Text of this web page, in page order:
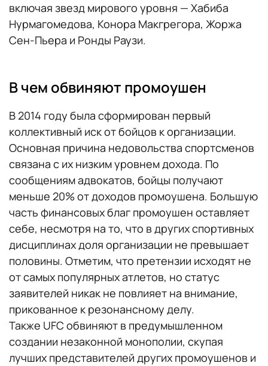
включая звезд мирового уровня — Хабиба
Нурмагомедова, Конора Макгрегора, Жоржа
Сен-Пьера и Ронды Раузи.
В чем обвиняют промоушен
В 2014 году была сформирован первый
коллективный иск от бойцов к организации.
Основная причина недовольства спортсменов
связана с их низким уровнем дохода. По
сообщениям адвокатов, бойцы получают
меньше 20% от доходов промоушена. Большую
часть финансовых благ промоушен оставляет
себе, несмотря на то, что в других спортивных
дисциплинах доля организации не превышает
половины. Отметим, что претензии исходят не
от самых популярных атлетов, но статус
заявителей никак не повлияет на внимание,
прикованное к резонансному делу.
Также UFC обвиняют в предумышленном
создании незаконной монополии, скупая
лучших представителей других промоушенов и